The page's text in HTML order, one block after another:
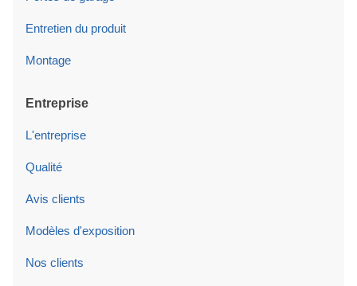
Entretien du produit
Montage
Entreprise
L'entreprise
Qualité
Avis clients
Modèles d'exposition
Nos clients